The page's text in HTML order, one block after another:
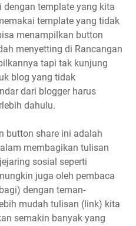
dengan template yang kita
template yang tidak
menampilkan button
menyetting di Rancangan
tapi tak kunjung
blog yang tidak
dari blogger harus
dahulu.
button share ini adalah
membagikan tulisan
sosial seperti
juga oleh pembaca
dengan teman-
mudah tulisan (link) kita
semakin banyak yang